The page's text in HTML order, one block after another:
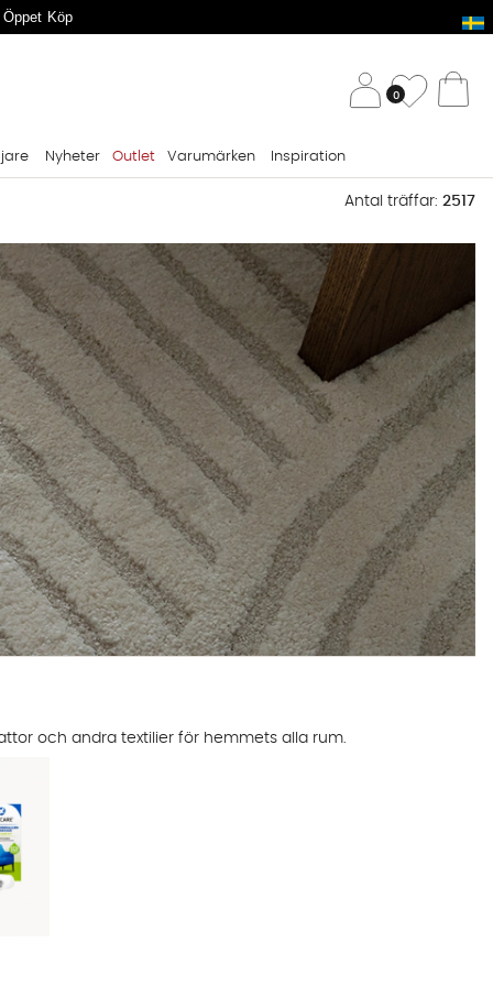
Köp
0
Nyheter Outlet Varumärken Inspiration
Antal träffar: 2517
och andra textilier för hemmets alla rum.